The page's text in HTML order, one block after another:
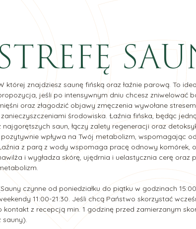
której znajdziesz saunę fińską oraz łaźnie parową. To
jeśli po intensywnym dniu chcesz zniwelować
oraz złagodzić objawy zmęczenia wywołane stresem
zanieczyszczeniami środowiska. Łaźnia fińska, będąc
najgorętszych saun, łączy zalety regeneracji oraz
pozytywnie wpływa na Twój metabolizm, wspomagając
z parą z wody wspomaga pracę odnowy komórek,
i wygładza skórę, ujędrnia i uelastycznia cerę oraz
czynne od poniedziałku do piątku w godzinach
11:00-21:30. Jeśli chcą Państwo skorzystać
kontakt z recepcją min. 1 godzinę przed zamierzanym
sauny).